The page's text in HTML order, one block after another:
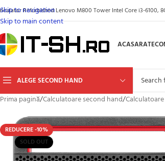
Skip to navigation
Skip to main content
Refurbished Lenovo M800 Tower Intel Core i3-6100,
ACASARATE
ALEGE SECOND HAND
Prima pagină/Calculatoare second hand/
REDUCERE -10%
SOLD OUT